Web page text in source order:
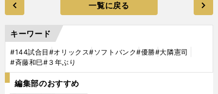
一覧に戻る
キーワード
#144試合目#オリックス#ソフトバンク#優勝#大隣憲司
#斉藤和巳#３年ぶり
編集部のおすすめ